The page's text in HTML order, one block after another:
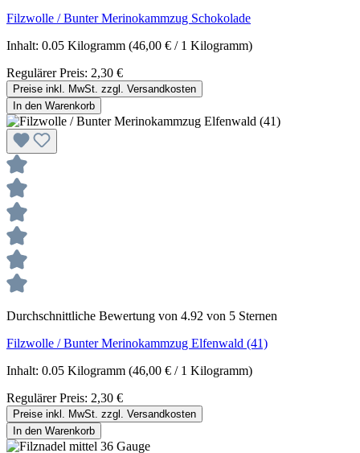
Filzwolle / Bunter Merinokammzug Schokolade
Inhalt: 0.05 Kilogramm (46,00 € / 1 Kilogramm)
Regulärer Preis: 2,30 €
Preise inkl. MwSt. zzgl. Versandkosten
In den Warenkorb
Durchschnittliche Bewertung von 4.92 von 5 Sternen
Filzwolle / Bunter Merinokammzug Elfenwald (41)
Inhalt: 0.05 Kilogramm (46,00 € / 1 Kilogramm)
Regulärer Preis: 2,30 €
Preise inkl. MwSt. zzgl. Versandkosten
In den Warenkorb